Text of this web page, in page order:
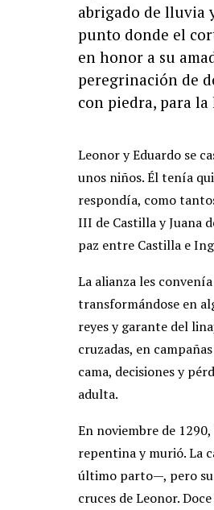
abrigado de lluvia
punto donde el
en honor a su
peregrinación de
con piedra, para
Leonor y Eduardo se
unos niños. Él tenía
respondía, como
III de Castilla y Juana
paz entre Castilla e
La alianza les
transformándose en
reyes y garante del
cruzadas, en
cama, decisiones y
adulta.
En noviembre de
repentina y murió. La
último parto—, pero su
cruces de Leonor.